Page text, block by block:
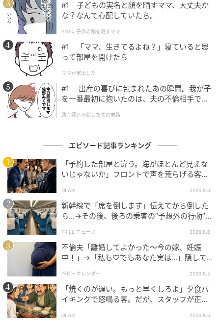
ところが、第1子の出産をきっかけに、私の性欲がほと
んどなくなってしまいました。
ていたため、不妊治療と並行して行為にも取り組もう
としたのですが、うまくいきませんでした。
行為の前段階で体がついていかず、潤滑ゼリーを使っ
ても痛みがあり、お酒の力を借りたりして雰囲気作り
も試みましたが、どれもうまくいきませんでした。さ
らに夫も、私が痛がる様子に戸惑ったり、出産で変化
うち、夫側にも影響が出てきてしまい、次第に
のものが成立しなくなっていった
結局、第2子は人工授精で授かることができましたが、
「産後のレス」という言葉を耳にするたび、まさか自
分たちがその当事者になるとは思ってもいませんでし
た。驚きや戸惑い、そしてどこか悲しいような気持ち
も抱えながら、夫婦としてどう向き合っていくべきか
悩む日々が続いています。
育児の忙しさもあり、夫婦関係がギクシャクしてしま
うこともありますが、友人夫婦や会社の先輩などに話
を聞いてもらうことで、少しずつ前向きになっている
ところです。
#1 子どもの実名と顔を晒すママ、大丈夫か
な？なんて心配していたら。
SNSに子供の顔を晒すママ
#1 「ママ、生きてるよね？」寝ていると思
って部屋を開けたら
ママが家出した
#1 出産の喜びに包まれたあの瞬間。我が子
を一番最初に抱いたのは、夫の不倫相手でし
助産師と不倫した夫の末路
エピソード記事ランキング
「予約した部屋と違う。海がほとんど見えな
いじゃないか」フロントで声を荒らげる客。
GLAM 2026.8.6
新幹線で「席を倒します」伝えてから倒した
ら…→その後、後ろの乗客の“予想外の行動”に
TRILL ニュース 2026.8.6
不倫夫「離婚してよかった〜今の嫁、妊娠
中！」→「私も♡でもあなた実は…」隠して
ベビーカレンダー 2026.8.5
「焼くのが遅い。もっと早くしろよ」夕食バ
イキングで怒鳴る客。だが、スタッフが正論
GLAM 2026.8.6